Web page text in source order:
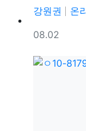
강원권
온
등록일
08.02